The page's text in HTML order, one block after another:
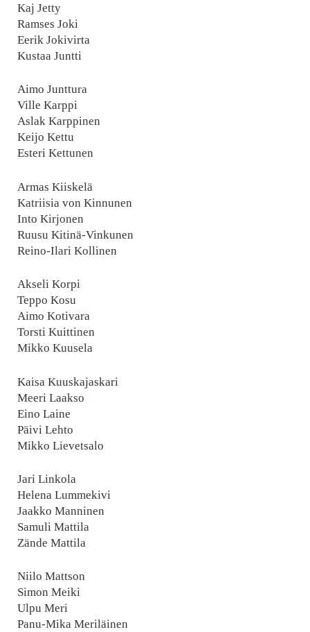
Kaj Jetty
Ramses Joki
Eerik Jokivirta
Kustaa Juntti
Aimo Junttura
Ville Karppi
Aslak Karppinen
Keijo Kettu
Esteri Kettunen
Armas Kiiskelä
Katriisia von Kinnunen
Into Kirjonen
Ruusu Kitinä-Vinkunen
Reino-Ilari Kollinen
Akseli Korpi
Teppo Kosu
Aimo Kotivara
Torsti Kuittinen
Mikko Kuusela
Kaisa Kuuskajaskari
Meeri Laakso
Eino Laine
Päivi Lehto
Mikko Lievetsalo
Jari Linkola
Helena Lummekivi
Jaakko Manninen
Samuli Mattila
Zände Mattila
Niilo Mattson
Simon Meiki
Ulpu Meri
Panu-Mika Meriläinen